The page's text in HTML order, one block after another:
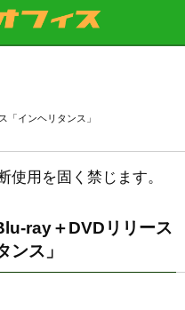
「インヘリタンス」
使用を固く禁じます。
ray＋DVDリリース
ンス」